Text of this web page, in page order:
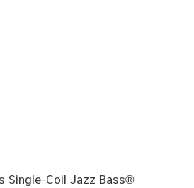
Single-Coil Jazz Bass®